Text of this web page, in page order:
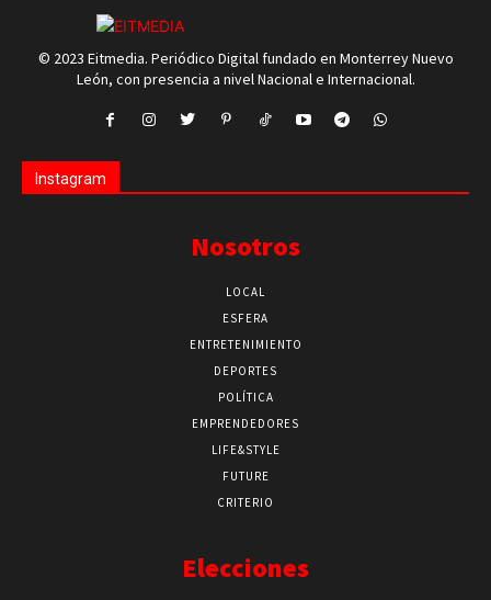
© 2023 Eitmedia. Periódico Digital fundado en Monterrey Nuevo
León, con presencia a nivel Nacional e Internacional.
Instagram
Nosotros
LOCAL
ESFERA
ENTRETENIMIENTO
DEPORTES
POLÍTICA
EMPRENDEDORES
LIFE&STYLE
FUTURE
CRITERIO
Elecciones